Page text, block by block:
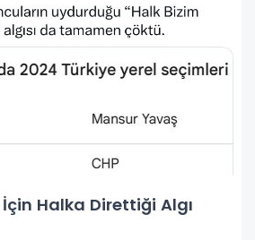
Halka Direttiği Algı